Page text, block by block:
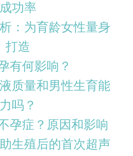
成功率
：为育龄女性量身
打造
有何影响？
质量和男性生育能
力吗？
孕症？原因和影响
生殖后的首次超声